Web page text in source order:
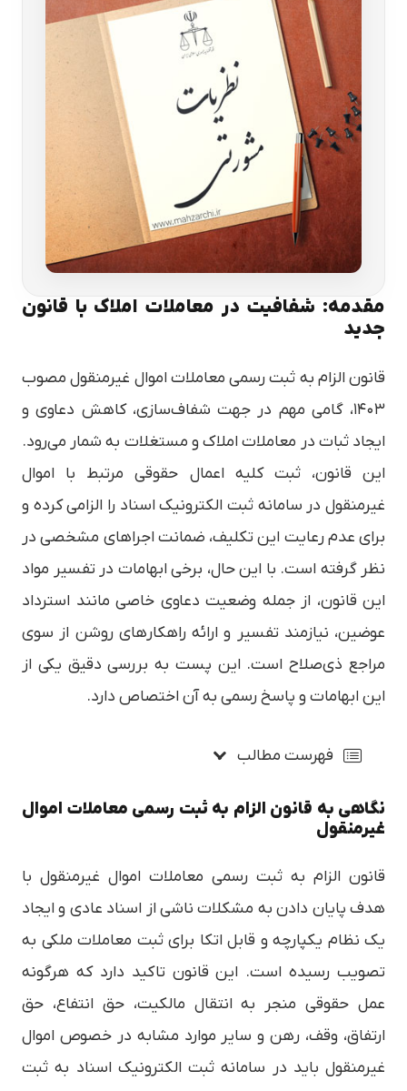
مقدمه: شفافیت در معاملات املاک با قانون
جدید
قانون الزام به ثبت رسمی معاملات اموال غیرمنقول مصوب
۱۴۰۳، گامی مهم در جهت شفاف‌سازی، کاهش دعاوی و
ایجاد ثبات در معاملات املاک و مستغلات به شمار می‌رود.
این قانون، ثبت کلیه اعمال حقوقی مرتبط با اموال
غیرمنقول در سامانه ثبت الکترونیک اسناد را الزامی کرده و
برای عدم رعایت این تکلیف، ضمانت اجراهای مشخصی در
نظر گرفته است. با این حال، برخی ابهامات در تفسیر مواد
این قانون، از جمله وضعیت دعاوی خاصی مانند استرداد
عوضین، نیازمند تفسیر و ارائه راهکارهای روشن از سوی
مراجع ذی‌صلاح است. این پست به بررسی دقیق یکی از
این ابهامات و پاسخ رسمی به آن اختصاص دارد.
فهرست مطالب
نگاهی به قانون الزام به ثبت رسمی معاملات اموال
غیرمنقول
قانون الزام به ثبت رسمی معاملات اموال غیرمنقول با
هدف پایان دادن به مشکلات ناشی از اسناد عادی و ایجاد
یک نظام یکپارچه و قابل اتکا برای ثبت معاملات ملکی به
تصویب رسیده است. این قانون تاکید دارد که هرگونه
عمل حقوقی منجر به انتقال مالکیت، حق انتفاع، حق
ارتفاق، وقف، رهن و سایر موارد مشابه در خصوص اموال
غیرمنقول باید در سامانه ثبت الکترونیک اسناد به ثبت